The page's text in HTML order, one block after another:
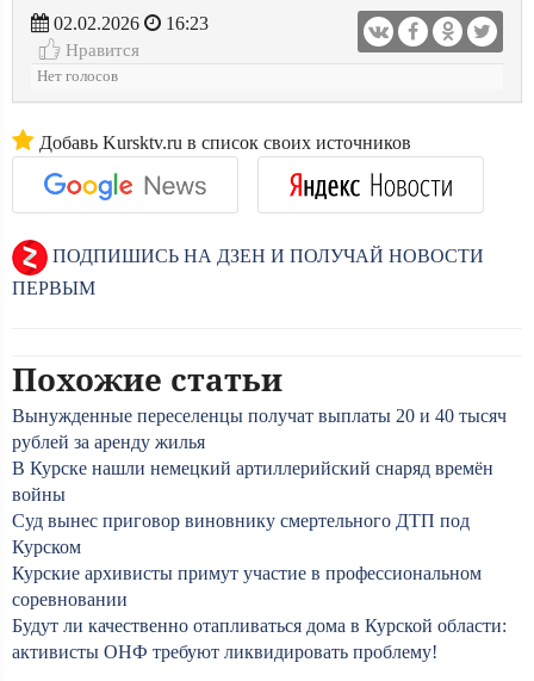
02.02.2026
16:23
Нравится
Нет голосов
Добавь Kursktv.ru в список своих источников
ПОДПИШИСЬ НА ДЗЕН И ПОЛУЧАЙ НОВОСТИ
ПЕРВЫМ
Похожие статьи
Вынужденные переселенцы получат выплаты 20 и 40 тысяч
рублей за аренду жилья
В Курске нашли немецкий артиллерийский снаряд времён
войны
Суд вынес приговор виновнику смертельного ДТП под
Курском
Курские архивисты примут участие в профессиональном
соревновании
Будут ли качественно отапливаться дома в Курской области:
активисты ОНФ требуют ликвидировать проблему!